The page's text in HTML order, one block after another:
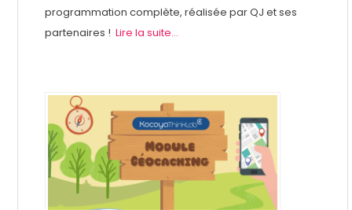
programmation complète, réalisée par QJ et ses
partenaires ! Lire la suite...